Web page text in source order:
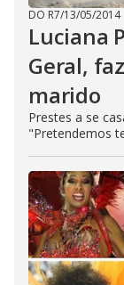
DO R7/13/05/2014
Luciana
Geral,
marido
Prestes a se
"Pretendemos